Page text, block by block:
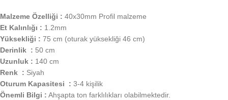
Malzeme Özelliği : 40x30mm Profil malzeme
Et Kalınlığı : 1.2mm
Yüksekliği : 75 cm (oturak yüksekliği 46 cm)
Derinlik : 50 cm
Uzunluk : 140 cm
Renk : Siyah
Oturum Kapasitesi : 3-4 kişilik
Önemli Bilgi : Ahşapta ton farklılıkları olabilmektedir.